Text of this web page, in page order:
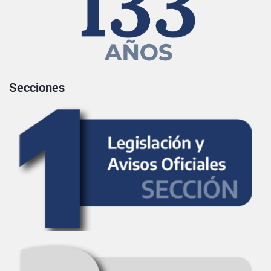
Secciones